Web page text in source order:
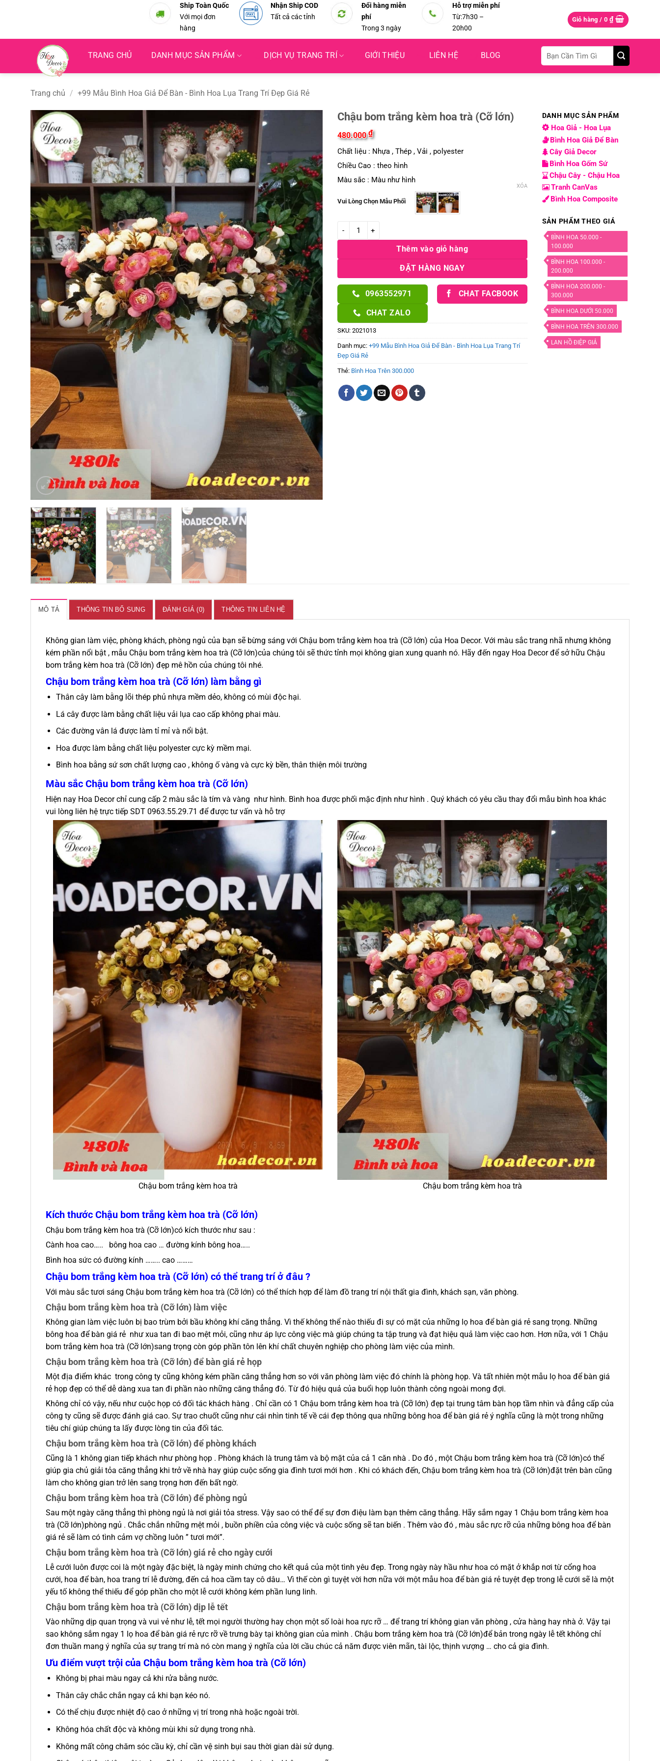
Ship Toàn Quốc
Với mọi đơn
hàng
Nhận Ship COD
Tất cả các tỉnh
Đổi hàng miễn
phí
Trong 3 ngày
Hỗ trợ miễn phí
Từ:7h30 –
20h00
Giỏ hàng / 0 ₫
TRANG CHỦ DANH MỤC SẢN PHẨM DỊCH VỤ TRANG TRÍ GIỚI THIỆU LIÊN HỆ BLOG
Tìm
kiếm:
Trang chủ / +99 Mẫu Bình Hoa Giả Để Bàn - Bình Hoa Lụa Trang Trí Đẹp Giá Rẻ
Chậu bom trắng kèm hoa trà (Cỡ lớn)
480.000₫
Chất liệu : Nhựa , Thép , Vải , polyester
Chiều Cao : theo hình
Màu sắc : Màu như hình
Vui Lòng Chọn Mẫu Phối
XÓA
Chậu bom trắng kèm hoa trà (Cỡ lớn) số lượng
Thêm vào giỏ hàng
ĐẶT HÀNG NGAY
0963552971 CHAT FACBOOK
CHAT ZALO
SKU: 2021013
Danh mục: +99 Mẫu Bình Hoa Giả Để Bàn - Bình Hoa Lụa Trang Trí
Đẹp Giá Rẻ
Thẻ: Bình Hoa Trên 300.000
DANH MỤC SẢN PHẨM
Hoa Giả - Hoa Lụa
Bình Hoa Giả Để Bàn
Cây Giả Decor
Bình Hoa Gốm Sứ
Chậu Cây - Chậu Hoa
Tranh CanVas
Bình Hoa Composite
SẢN PHẨM THEO GIÁ
BÌNH HOA 50.000 -
100.000
BÌNH HOA 100.000 -
200.000
BÌNH HOA 200.000 -
300.000
BÌNH HOA DƯỚI 50.000
BÌNH HOA TRÊN 300.000
LAN HỒ ĐIỆP GIẢ
MÔ TẢ THÔNG TIN BỔ SUNG ĐÁNH GIÁ (0) THÔNG TIN LIÊN HỆ
Không gian làm việc, phòng khách, phòng ngủ của bạn sẽ bừng sáng với Chậu bom trắng kèm hoa trà (Cỡ lớn) của Hoa Decor. Với màu sắc trang nhã nhưng không
kém phần nổi bật , mẫu Chậu bom trắng kèm hoa trà (Cỡ lớn)của chúng tôi sẽ thức tỉnh mọi không gian xung quanh nó. Hãy đến ngay Hoa Decor để sở hữu Chậu
bom trắng kèm hoa trà (Cỡ lớn) đẹp mê hồn của chúng tôi nhé.
Chậu bom trắng kèm hoa trà (Cỡ lớn) làm bằng gì
Thân cây làm bằng lõi thép phủ nhựa mềm dẻo, không có mùi độc hại.
Lá cây được làm bằng chất liệu vải lụa cao cấp không phai màu.
Các đường vân lá được làm tỉ mỉ và nổi bật.
Hoa được làm bằng chất liệu polyester cực kỳ mềm mại.
Bình hoa bằng sứ sơn chất lượng cao , không ố vàng và cực kỳ bền, thân thiện môi trường
Màu sắc Chậu bom trắng kèm hoa trà (Cỡ lớn)
Hiện nay Hoa Decor chỉ cung cấp 2 màu sắc là tím và vàng như hình. Bình hoa được phối mặc định như hình . Quý khách có yêu cầu thay đổi mẫu bình hoa khác
vui lòng liên hệ trực tiếp SDT 0963.55.29.71 để được tư vấn và hỗ trợ
Chậu bom trắng kèm hoa trà Chậu bom trắng kèm hoa trà
Kích thước Chậu bom trắng kèm hoa trà (Cỡ lớn)
Chậu bom trắng kèm hoa trà (Cỡ lớn)có kích thước như sau :
Cành hoa cao….. bông hoa cao … đường kính bông hoa…..
Bình hoa sức có đường kính …….. cao ………
Chậu bom trắng kèm hoa trà (Cỡ lớn) có thể trang trí ở đâu ?
Với màu sắc tươi sáng Chậu bom trắng kèm hoa trà (Cỡ lớn) có thể thích hợp để làm đồ trang trí nội thất gia đình, khách sạn, văn phòng.
Chậu bom trắng kèm hoa trà (Cỡ lớn) làm việc
Không gian làm việc luôn bị bao trùm bởi bầu không khí căng thẳng. Vì thế không thể nào thiếu đi sự có mặt của những lọ hoa để bàn giá rẻ sang trọng. Những
bông hoa để bàn giá rẻ như xua tan đi bao mệt mỏi, cũng như áp lực công việc mà giúp chúng ta tập trung và đạt hiệu quả làm việc cao hơn. Hơn nữa, với 1 Chậu
bom trắng kèm hoa trà (Cỡ lớn)sang trọng còn góp phần tôn lên khí chất chuyên nghiệp cho phòng làm việc của mình.
Chậu bom trắng kèm hoa trà (Cỡ lớn) để bàn giá rẻ họp
Một địa điểm khác trong công ty cũng không kém phần căng thẳng hơn so với văn phòng làm việc đó chính là phòng họp. Và tất nhiên một mẫu lọ hoa để bàn giá
rẻ họp đẹp có thể dễ dàng xua tan đi phần nào những căng thẳng đó. Từ đó hiệu quả của buổi họp luôn thành công ngoài mong đợi.
Không chỉ có vậy, nếu như cuộc họp có đối tác khách hàng . Chỉ cần có 1 Chậu bom trắng kèm hoa trà (Cỡ lớn) đẹp tại trung tâm bàn họp tầm nhìn và đẳng cấp của
công ty cũng sẽ được đánh giá cao. Sự trao chuốt cũng như cái nhìn tinh tế về cái đẹp thông qua những bông hoa để bàn giá rẻ ý nghĩa cũng là một trong những
tiêu chí giúp chúng ta lấy được lòng tin của đối tác.
Chậu bom trắng kèm hoa trà (Cỡ lớn) để phòng khách
Cũng là 1 không gian tiếp khách như phòng họp . Phòng khách là trung tâm và bộ mặt của cả 1 căn nhà . Do đó , một Chậu bom trắng kèm hoa trà (Cỡ lớn)có thể
giúp gia chủ giải tỏa căng thẳng khi trở về nhà hay giúp cuộc sống gia đình tươi mới hơn . Khi có khách đến, Chậu bom trắng kèm hoa trà (Cỡ lớn)đặt trên bàn cũng
làm cho không gian trở lên sang trọng hơn đến bất ngờ.
Chậu bom trắng kèm hoa trà (Cỡ lớn) để phòng ngủ
Sau một ngày căng thẳng thì phòng ngủ là nơi giải tỏa stress. Vậy sao có thể để sự đơn điệu làm bạn thêm căng thẳng. Hãy sắm ngay 1 Chậu bom trắng kèm hoa
trà (Cỡ lớn)phòng ngủ . Chắc chắn những mệt mỏi , buồn phiền của công việc và cuộc sống sẽ tan biến . Thêm vào đó , màu sắc rực rỡ của những bông hoa để bàn
giá rẻ sẽ làm có tình cảm vợ chồng luôn ” tươi mới”.
Chậu bom trắng kèm hoa trà (Cỡ lớn) giá rẻ cho ngày cưới
Lễ cưới luôn được coi là một ngày đặc biệt, là ngày minh chứng cho kết quả của một tình yêu đẹp. Trong ngày này hầu như hoa có mặt ở khắp nơi từ cổng hoa
cưới, hoa để bàn, hoa trang trí lễ đường, đến cả hoa cầm tay cô dâu… Vì thế còn gì tuyệt vời hơn nữa với một mẫu hoa để bàn giá rẻ tuyệt đẹp trong lễ cưới sẽ là một
yếu tố không thể thiếu để góp phần cho một lễ cưới không kém phần lung linh.
Chậu bom trắng kèm hoa trà (Cỡ lớn) dịp lễ tết
Vào những dịp quan trọng và vui vẻ như lễ, tết mọi người thường hay chọn một số loài hoa rực rỡ … để trang trí không gian văn phòng , cửa hàng hay nhà ở. Vậy tại
sao không sắm ngay 1 lọ hoa để bàn giá rẻ rực rỡ về trưng bày tại không gian của mình . Chậu bom trắng kèm hoa trà (Cỡ lớn)để bản trong ngày lễ tết không chỉ
đơn thuần mang ý nghĩa của sự trang trí mà nó còn mang ý nghĩa của lời cầu chúc cả năm được viên mãn, tài lộc, thịnh vượng … cho cả gia đình.
Ưu điểm vượt trội của Chậu bom trắng kèm hoa trà (Cỡ lớn)
Không bị phai màu ngay cả khi rửa bằng nước.
Thân cây chắc chắn ngay cả khi bạn kéo nó.
Có thể chịu được nhiệt độ cao ở những vị trí trong nhà hoặc ngoài trời.
Không hóa chất độc và không mùi khi sử dụng trong nhà.
Không mất công chăm sóc cầu kỳ, chỉ cần vệ sinh bụi sau thời gian dài sử dụng.